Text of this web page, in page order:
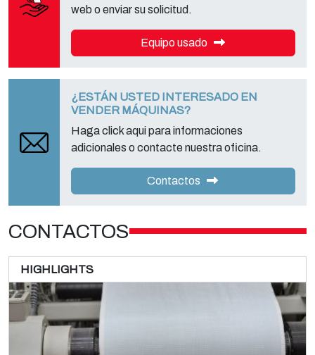
web o enviar su solicitud.
Equipo usado
¿ESTÁN USTED INTERESADO EN
VENDER MÁQUINAS?
Haga click aqui para informaciones
adicionales o contacte nuestra oficina.
Contactos
CONTACTOS
HIGHLIGHTS